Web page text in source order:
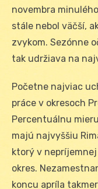
novembra
stále nebol väčší,
zvykom. Sezónne
tak udržiava na
Početne najviac
práce v okresoch
Percentuálnu
majú najvyššiu
ktorý v
okres.
koncu apríla